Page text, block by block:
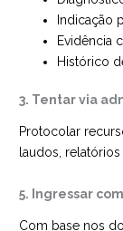
Indicação
Evidência
Histórico
3. Tentar via
Protocolar
laudos,
5. Ingressar
Com base nos